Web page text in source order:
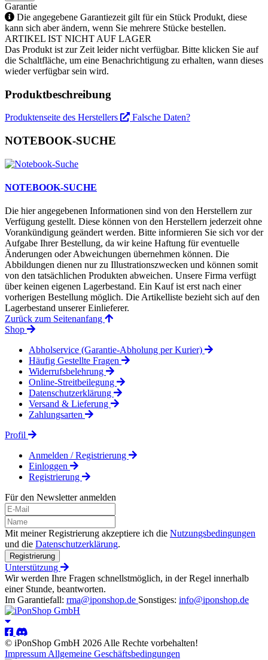
Garantie
Die angegebene Garantiezeit gilt für ein Stück Produkt, diese
kann sich aber ändern, wenn Sie mehrere Stücke bestellen.
ARTIKEL IST NICHT AUF LAGER
Das Produkt ist zur Zeit leider nicht verfügbar. Bitte klicken Sie auf
die Schaltfläche, um eine Benachrichtigung zu erhalten, wann dieses
wieder verfügbar sein wird.
Produktbeschreibung
Produktenseite des Herstellers Falsche Daten?
NOTEBOOK-SUCHE
NOTEBOOK-SUCHE
Die hier angegebenen Informationen sind von den Herstellern zur
Verfügung gestellt. Diese können von den Herstellern jederzeit ohne
Vorankündigung geändert werden. Bitte informieren Sie sich vor der
Aufgabe Ihrer Bestellung, da wir keine Haftung für eventuelle
Änderungen oder Abweichungen übernehmen können. Die
Abbildungen dienen nur zu Illustrationszwecken und können somit
von den tatsächlichen Produkten abweichen. Unsere Firma verfügt
über keinen eigenen Lagerbestand. Ein Kauf ist erst nach einer
vorherigen Bestellung möglich. Die Artikelliste bezieht sich auf den
Lagerbestand unserer Einlieferer.
Zurück zum Seitenanfang
Shop
Abholservice (Garantie-Abholung per Kurier)
Häufig Gestellte Fragen
Widerrufsbelehrung
Online-Streitbeilegung
Datenschutzerklärung
Versand & Lieferung
Zahlungsarten
Profil
Anmelden / Registrierung
Einloggen
Registrierung
Für den Newsletter anmelden
Mit meiner Registrierung akzeptiere ich die Nutzungsbedingungen
und die Datenschutzerklärung.
Registrierung
Unterstützung
Wir werden Ihre Fragen schnellstmöglich, in der Regel innerhalb
einer Stunde, beantworten.
Im Garantiefall: rma@iponshop.de Sonstiges: info@iponshop.de
© iPonShop GmbH 2026 Alle Rechte vorbehalten!
Impressum Allgemeine Geschäftsbedingungen